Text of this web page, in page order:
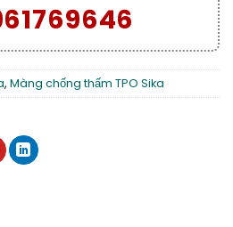
, Màng chống thấm TPO Sika